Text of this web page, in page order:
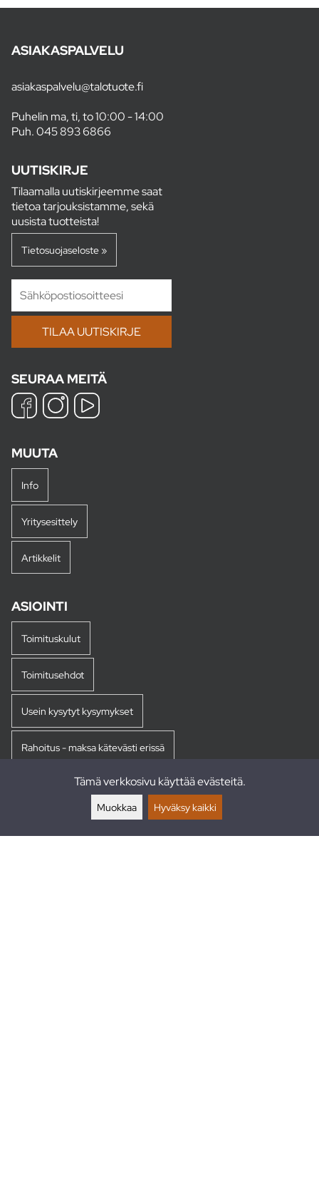
ASIAKASPALVELU
asiakaspalvelu@talotuote.fi
Puhelin ma, ti, to 10:00 - 14:00
Puh.045 893 6866
UUTISKIRJE
Tilaamalla uutiskirjeemme saat
tietoa tarjouksistamme, sekä
uusista tuotteista!
Tietosuojaseloste »
SEURAA MEITÄ
MUUTA
Info
Yritysesittely
Artikkelit
ASIOINTI
Toimituskulut
Toimitusehdot
Usein kysytyt kysymykset
Rahoitus - maksa kätevästi erissä
Tämä verkkosivu käyttää evästeitä.
Muokkaa Hyväksy kaikki